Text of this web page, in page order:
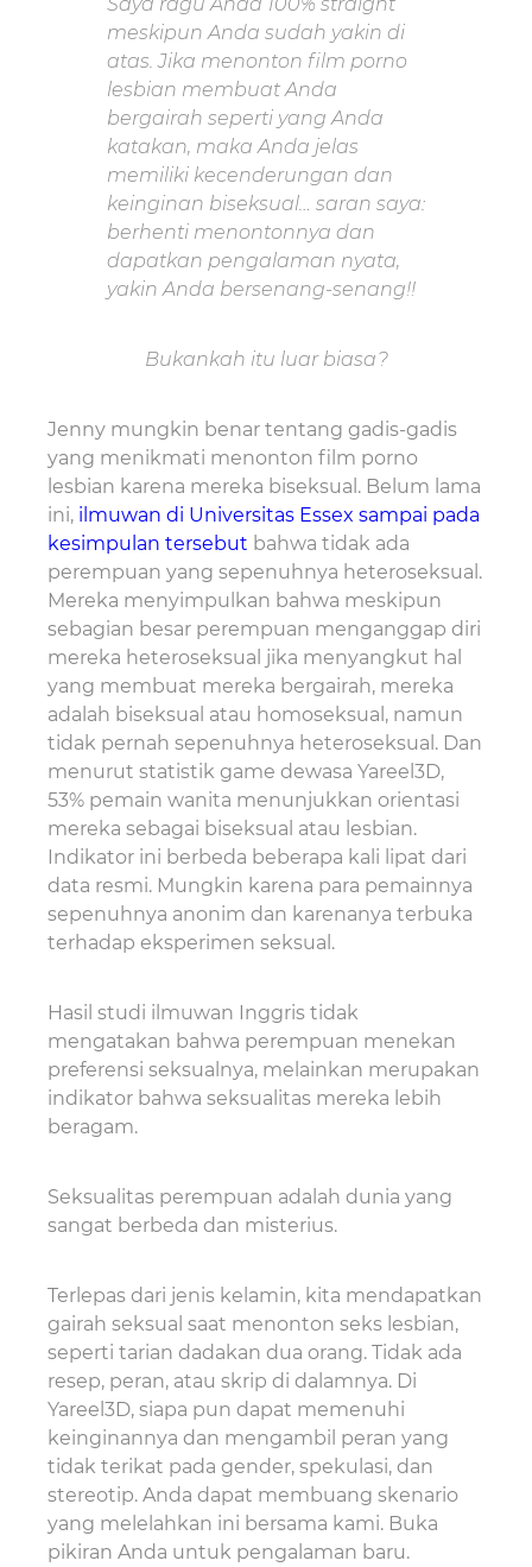
meskipun Anda sudah yakin di
atas. Jika menonton film porno
lesbian membuat Anda
bergairah seperti yang Anda
katakan, maka Anda jelas
memiliki kecenderungan dan
keinginan biseksual… saran saya:
berhenti menontonnya dan
dapatkan pengalaman nyata,
yakin Anda bersenang-senang!!
Bukankah itu luar biasa?
Jenny mungkin benar tentang gadis-gadis
yang menikmati menonton film porno
lesbian karena mereka biseksual. Belum lama
ini, ilmuwan di Universitas Essex sampai pada
kesimpulan tersebut bahwa tidak ada
perempuan yang sepenuhnya heteroseksual.
Mereka menyimpulkan bahwa meskipun
sebagian besar perempuan menganggap diri
mereka heteroseksual jika menyangkut hal
yang membuat mereka bergairah, mereka
adalah biseksual atau homoseksual, namun
tidak pernah sepenuhnya heteroseksual. Dan
menurut statistik game dewasa Yareel3D,
53% pemain wanita menunjukkan orientasi
mereka sebagai biseksual atau lesbian.
Indikator ini berbeda beberapa kali lipat dari
data resmi. Mungkin karena para pemainnya
sepenuhnya anonim dan karenanya terbuka
terhadap eksperimen seksual.
Hasil studi ilmuwan Inggris tidak
mengatakan bahwa perempuan menekan
preferensi seksualnya, melainkan merupakan
indikator bahwa seksualitas mereka lebih
beragam.
Seksualitas perempuan adalah dunia yang
sangat berbeda dan misterius.
Terlepas dari jenis kelamin, kita mendapatkan
gairah seksual saat menonton seks lesbian,
seperti tarian dadakan dua orang. Tidak ada
resep, peran, atau skrip di dalamnya. Di
Yareel3D, siapa pun dapat memenuhi
keinginannya dan mengambil peran yang
tidak terikat pada gender, spekulasi, dan
stereotip. Anda dapat membuang skenario
yang melelahkan ini bersama kami. Buka
pikiran Anda untuk pengalaman baru.